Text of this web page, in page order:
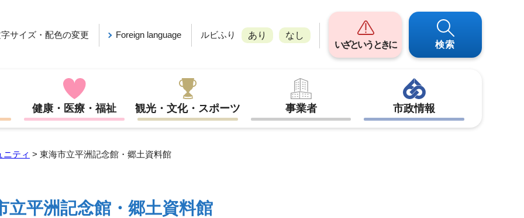
サイズ・配色の変更 Foreign language ルビふり あり
なし
いざというときに
検索
健康・医療・福祉 観光・文化・スポーツ 事業者 市政情報
ニティ > 東海市立平洲記念館・郷土資料館
立平洲記念館・郷土資料館